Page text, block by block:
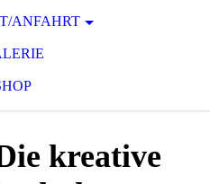
ANFAHRT
kreative